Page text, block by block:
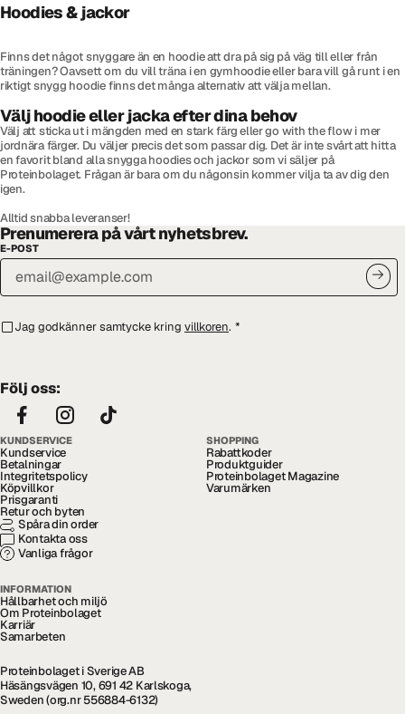
Hoodies & jackor
Finns det något snyggare än en hoodie att dra på sig på väg till eller från
träningen? Oavsett om du vill träna i en gymhoodie eller bara vill gå runt i en
riktigt snygg hoodie finns det många alternativ att välja mellan.
Välj hoodie eller jacka efter dina behov
Välj att sticka ut i mängden med en stark färg eller go with the flow i mer
jordnära färger. Du väljer precis det som passar dig. Det är inte svårt att hitta
en favorit bland alla snygga hoodies och jackor som vi säljer på
Proteinbolaget. Frågan är bara om du någonsin kommer vilja ta av dig den
igen.
Alltid snabba leveranser!
Prenumerera på vårt nyhetsbrev.
E-POST
Jag godkänner samtycke kring villkoren. *
Följ oss:
KUNDSERVICE
Kundservice
Betalningar
Integritetspolicy
Köpvillkor
Prisgaranti
Retur och byten
Spåra din order
Kontakta oss
Vanliga frågor
SHOPPING
Rabattkoder
Produktguider
Proteinbolaget Magazine
Varumärken
INFORMATION
Hållbarhet och miljö
Om Proteinbolaget
Karriär
Samarbeten
Proteinbolaget i Sverige AB
Häsängsvägen 10, 691 42 Karlskoga,
Sweden (org.nr 556884-6132)